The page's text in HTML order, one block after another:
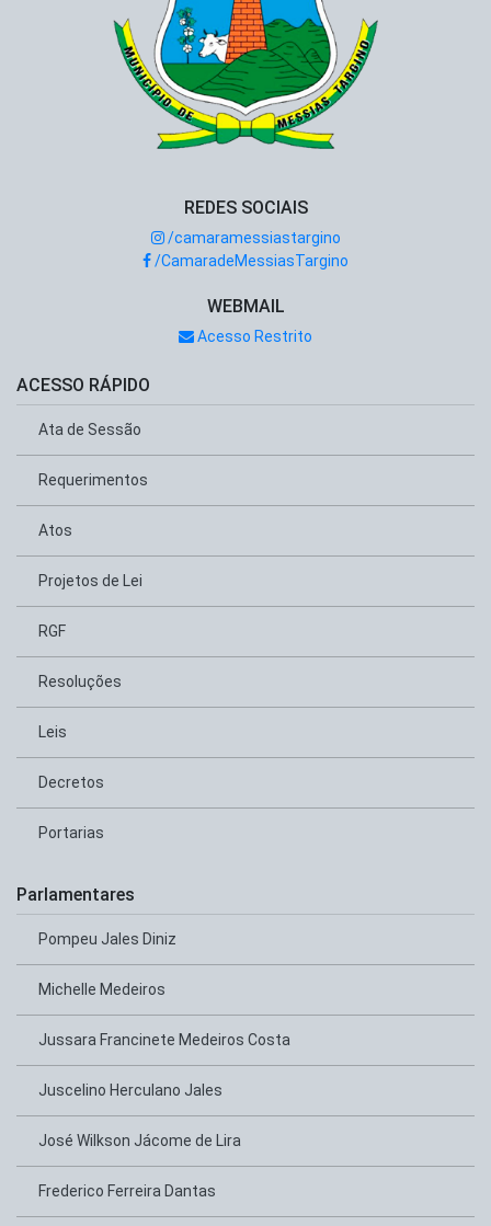
REDES SOCIAIS
/camaramessiastargino
/CamaradeMessiasTargino
WEBMAIL
Acesso Restrito
ACESSO RÁPIDO
Ata de Sessão
Requerimentos
Atos
Projetos de Lei
RGF
Resoluções
Leis
Decretos
Portarias
Parlamentares
Pompeu Jales Diniz
Michelle Medeiros
Jussara Francinete Medeiros Costa
Juscelino Herculano Jales
José Wilkson Jácome de Lira
Frederico Ferreira Dantas